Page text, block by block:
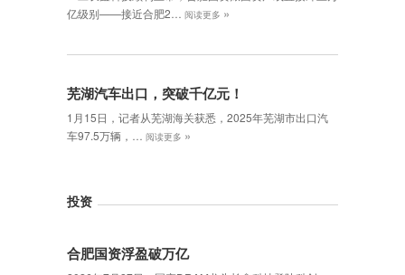
亿级别——接近合肥2…
阅读更多 »
芜湖汽车出口，突破千亿元！
1月15日，记者从芜湖海关获悉，2025年芜湖市出口汽
车97.5万辆，…
阅读更多 »
投资
合肥国资浮盈破万亿